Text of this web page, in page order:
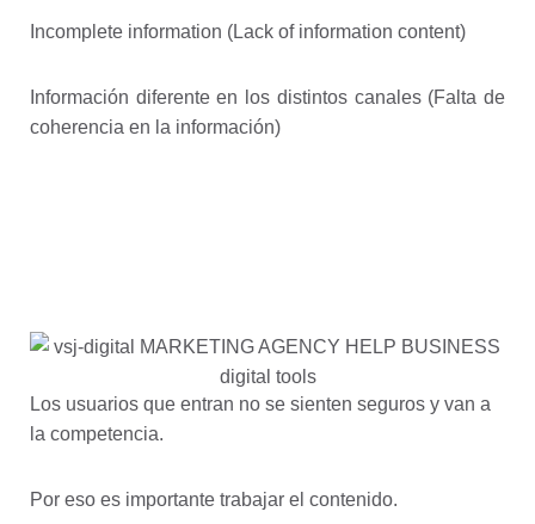
Incomplete information (Lack of information content)
Información diferente en los distintos canales (Falta de
coherencia en la información)
Los usuarios que entran no se sienten seguros y van a
la competencia.
Por eso es importante trabajar el contenido.